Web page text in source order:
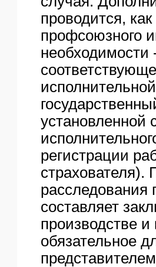
проводится,
профсоюзного
необходимости
установленной
регистрации
страхователя).
расследования
составляет
производстве
обязательное